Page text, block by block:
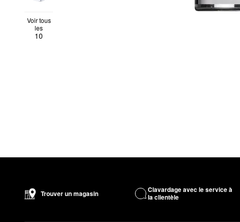
Voir tous
les
10
Trouver un magasin
Clavardage avec le service à
la clientèle